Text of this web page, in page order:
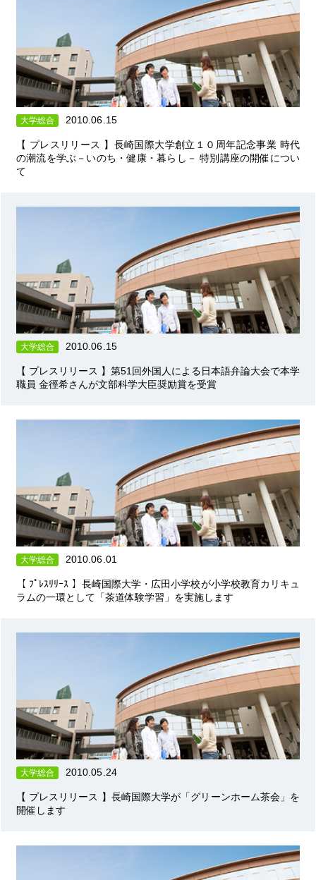
大学総合 2010.06.15
【 プレスリリース 】長崎国際大学創立１０周年記念事業 時代
の潮流を学ぶ－いのち・健康・暮らし－ 特別講座の開催につい
て
大学総合 2010.06.15
【 プレスリリース 】第51回外国人による日本語弁論大会で本学
職員 金徑希さんが文部科学大臣奨励賞を受賞
大学総合 2010.06.01
【 ﾌﾟﾚｽﾘﾘｰｽ 】長崎国際大学・広田小学校が小学校教育カリキュ
ラムの一環として「茶道体験学習」を実施します
大学総合 2010.05.24
【 プレスリリース 】長崎国際大学が「グリーンホーム茶会」を
開催します